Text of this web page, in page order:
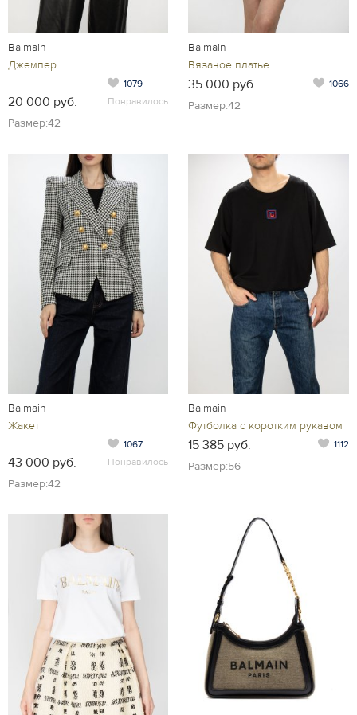
Balmain
Джемпер
20 000 руб.
1079
Понравилось
Размер:42
Balmain
Вязаное платье
35 000 руб. 1066
Размер:42
Balmain
Жакет
43 000 руб.
1067
Понравилось
Размер:42
Balmain
Футболка с коротким рукавом
15 385 руб. 1112
Размер:56